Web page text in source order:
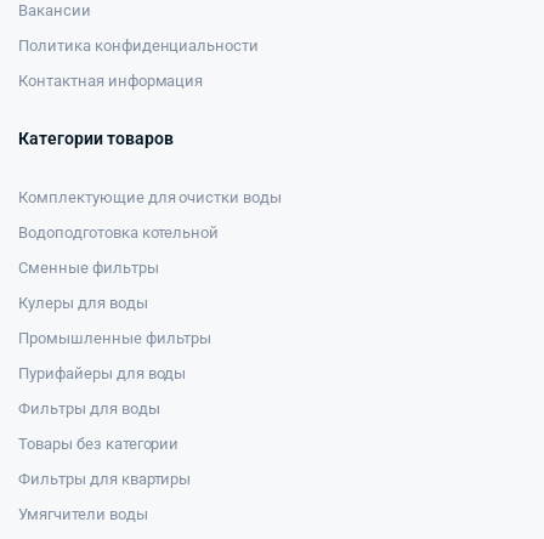
Вакансии
Политика конфиденциальности
Контактная информация
Категории товаров
Комплектующие для очистки воды
Водоподготовка котельной
Сменные фильтры
Кулеры для воды
Промышленные фильтры
Пурифайеры для воды
Фильтры для воды
Товары без категории
Фильтры для квартиры
Умягчители воды